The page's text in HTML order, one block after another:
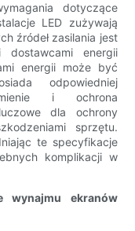
dotyczące
LED zużywają
źródeł zasilania jest
dostawcami energii
energii może być
odpowiedniej
i ochrona
dla ochrony
sprzętu.
te specyfikacje
komplikacji w
wynajmu ekranów